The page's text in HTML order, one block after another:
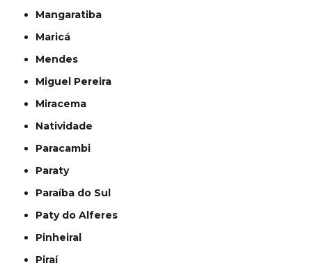
Mangaratiba
Maricá
Mendes
Miguel Pereira
Miracema
Natividade
Paracambi
Paraty
Paraíba do Sul
Paty do Alferes
Pinheiral
Piraí